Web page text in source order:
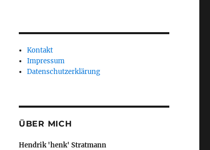
Kontakt
Impressum
Datenschutzerklärung
ÜBER MICH
Hendrik 'henk' Stratmann